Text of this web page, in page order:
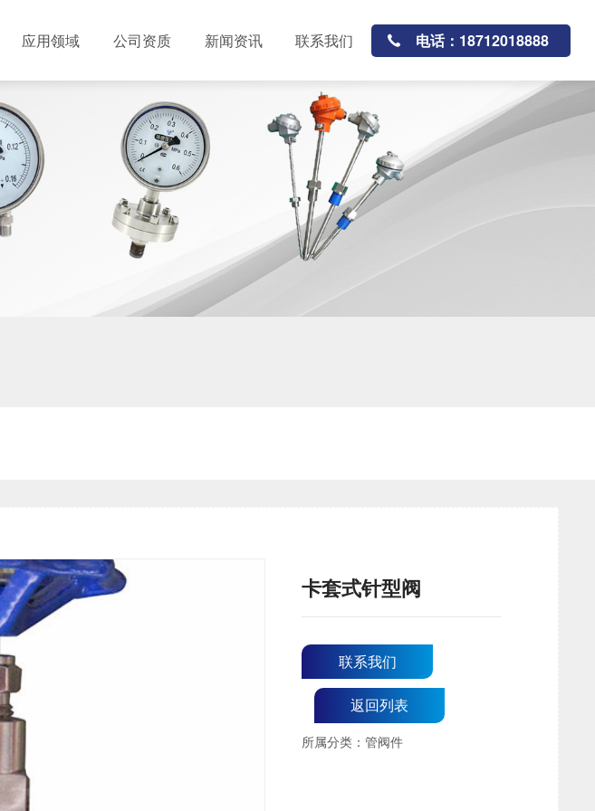
应用领域 公司资质 新闻资讯 联系我们 电话：18712018888
卡套式针型阀
联系我们
返回列表
所属分类：管阀件